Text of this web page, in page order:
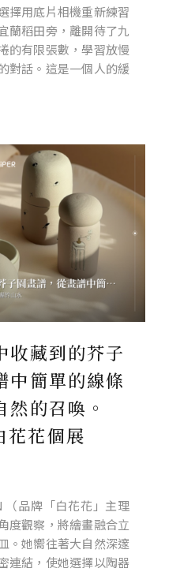
擇用底片相機重新練習
蘭稻田旁，離開待了九
的有限張數，學習放慢
對話。這是一個人的緩
收藏到的芥子
中簡單的線條
然的召喚。
花個展
（品牌「白花花」主理
度觀察，將繪畫融合立
。她嚮往著大自然深邃
連結，使她選擇以陶器